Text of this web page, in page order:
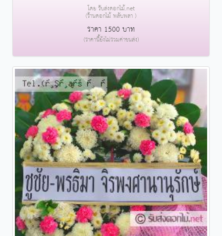
โดย รับส่งดอกไม้.net
(ร้านดอกไม้ พลับพลา )
ราคา 1500 บาท
(ราคานี้ยังไม่รวมค่าขนส่ง)